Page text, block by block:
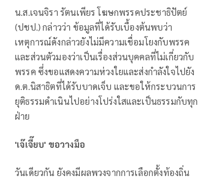
น.ส.เจนจิรา รัตนเพียร โฆษกพรรคประชาธิปัตย์
(ปชป.) กล่าวว่า ข้อมูลที่ได้รับเบื้องต้นพบว่า
เหตุการณ์ดังกล่าวยังไม่มีความเชื่อมโยงกับพรรค
และส่วนตัวมองว่าเป็นเรื่องส่วนบุคคลที่ไม่เกี่ยวกับ
พรรค ซึ่งขอแสดงความห่วงใยและส่งกำลังใจไปยัง
ด.ต.นิสาธิตที่ได้รับบาดเจ็บ และขอให้กระบวนการ
ยุติธรรมดำเนินไปอย่างโปร่งใสและเป็นธรรมกับทุก
ฝ่าย
'เจ๊เจี๊ยบ' ขอวางมือ
วันเดียวกัน ยังคงมีผลพวงจากการเลือกตั้งท้องถิ่น